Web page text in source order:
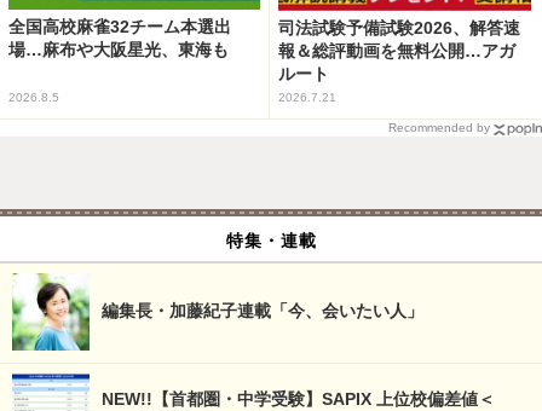
全国高校麻雀32チーム本選出
場…麻布や大阪星光、東海も
2026.8.5
司法試験予備試験2026、解答速
報＆総評動画を無料公開…アガ
ルート
2026.7.21
Recommended by
特集・連載
編集長・加藤紀子連載「今、会いたい人」
NEW!!【首都圏・中学受験】SAPIX 上位校偏差値＜